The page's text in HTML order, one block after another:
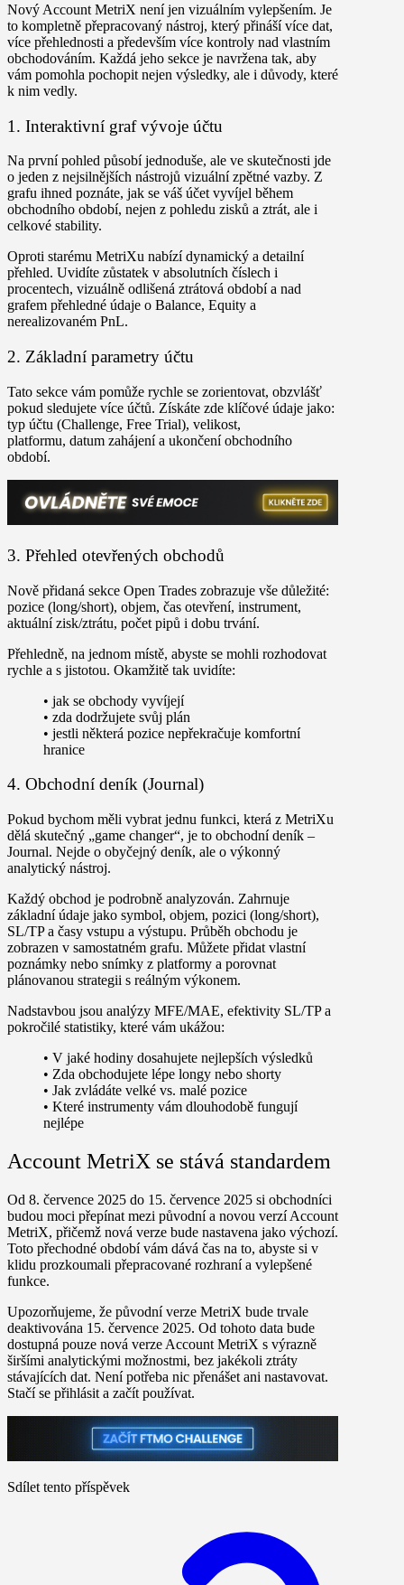
Nový Account MetriX není jen vizuálním vylepšením. Je
to kompletně přepracovaný nástroj, který přináší více dat,
více přehlednosti a především více kontroly nad vlastním
obchodováním. Každá jeho sekce je navržena tak, aby
vám pomohla pochopit nejen výsledky, ale i důvody, které
k nim vedly.
1. Interaktivní graf vývoje účtu
Na první pohled působí jednoduše, ale ve skutečnosti jde
o jeden z nejsilnějších nástrojů vizuální zpětné vazby. Z
grafu ihned poznáte, jak se váš účet vyvíjel během
obchodního období, nejen z pohledu zisků a ztrát, ale i
celkové stability.
Oproti starému MetriXu nabízí dynamický a detailní
přehled. Uvidíte zůstatek v absolutních číslech i
procentech, vizuálně odlišená ztrátová období a nad
grafem přehledné údaje o Balance, Equity a
nerealizovaném PnL.
2. Základní parametry účtu
Tato sekce vám pomůže rychle se zorientovat, obzvlášť
pokud sledujete více účtů. Získáte zde klíčové údaje jako:
typ účtu (Challenge, Free Trial), velikost,
platformu, datum zahájení a ukončení obchodního
období.
3. Přehled otevřených obchodů
Nově přidaná sekce Open Trades zobrazuje vše důležité:
pozice (long/short), objem, čas otevření, instrument,
aktuální zisk/ztrátu, počet pipů i dobu trvání.
Přehledně, na jednom místě, abyste se mohli rozhodovat
rychle a s jistotou. Okamžitě tak uvidíte:
• jak se obchody vyvíjejí
• zda dodržujete svůj plán
• jestli některá pozice nepřekračuje komfortní
hranice
4. Obchodní deník (Journal)
Pokud bychom měli vybrat jednu funkci, která z MetriXu
dělá skutečný „game changer“, je to obchodní deník –
Journal. Nejde o obyčejný deník, ale o výkonný
analytický nástroj.
Každý obchod je podrobně analyzován. Zahrnuje
základní údaje jako symbol, objem, pozici (long/short),
SL/TP a časy vstupu a výstupu. Průběh obchodu je
zobrazen v samostatném grafu. Můžete přidat vlastní
poznámky nebo snímky z platformy a porovnat
plánovanou strategii s reálným výkonem.
Nadstavbou jsou analýzy MFE/MAE, efektivity SL/TP a
pokročilé statistiky, které vám ukážou:
• V jaké hodiny dosahujete nejlepších výsledků
• Zda obchodujete lépe longy nebo shorty
• Jak zvládáte velké vs. malé pozice
• Které instrumenty vám dlouhodobě fungují
nejlépe
Account MetriX se stává standardem
Od 8. července 2025 do 15. července 2025 si obchodníci
budou moci přepínat mezi původní a novou verzí Account
MetriX, přičemž nová verze bude nastavena jako výchozí.
Toto přechodné období vám dává čas na to, abyste si v
klidu prozkoumali přepracované rozhraní a vylepšené
funkce.
Upozorňujeme, že původní verze MetriX bude trvale
deaktivována 15. července 2025. Od tohoto data bude
dostupná pouze nová verze Account MetriX s výrazně
širšími analytickými možnostmi, bez jakékoli ztráty
stávajících dat. Není potřeba nic přenášet ani nastavovat.
Stačí se přihlásit a začít používat.
Sdílet tento příspěvek